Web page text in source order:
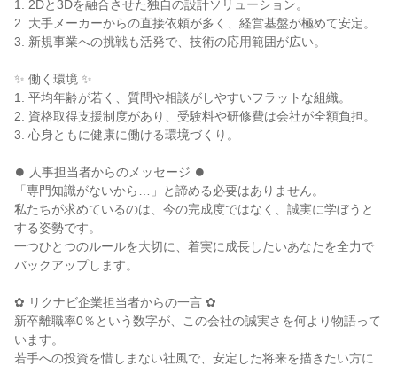
1. 2Dと3Dを融合させた独自の設計ソリューション。
2. 大手メーカーからの直接依頼が多く、経営基盤が極めて安定。
3. 新規事業への挑戦も活発で、技術の応用範囲が広い。
✨ 働く環境 ✨
1. 平均年齢が若く、質問や相談がしやすいフラットな組織。
2. 資格取得支援制度があり、受験料や研修費は会社が全額負担。
3. 心身ともに健康に働ける環境づくり。
⏺ 人事担当者からのメッセージ ⏺
「専門知識がないから…」と諦める必要はありません。
私たちが求めているのは、今の完成度ではなく、誠実に学ぼうと
する姿勢です。
一つひとつのルールを大切に、着実に成長したいあなたを全力で
バックアップします。
✿ リクナビ企業担当者からの一言 ✿
新卒離職率0％という数字が、この会社の誠実さを何より物語って
います。
若手への投資を惜しまない社風で、安定した将来を描きたい方に